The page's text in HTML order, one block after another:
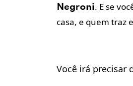
Negroni. E se
casa, e quem traz
Você irá precisar